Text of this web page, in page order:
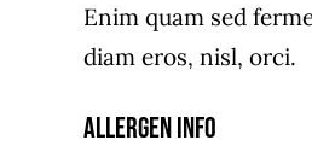
Enim quam sed
diam eros, nisl, orci.
Allergen Info